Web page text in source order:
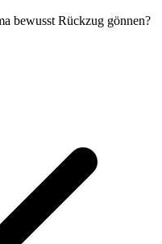
bewusst Rückzug gönnen?